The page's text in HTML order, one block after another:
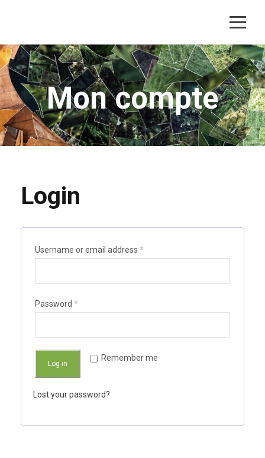
Mon compte
Login
Username or email address *
Password *
Remember me
Log in
Lost your password?